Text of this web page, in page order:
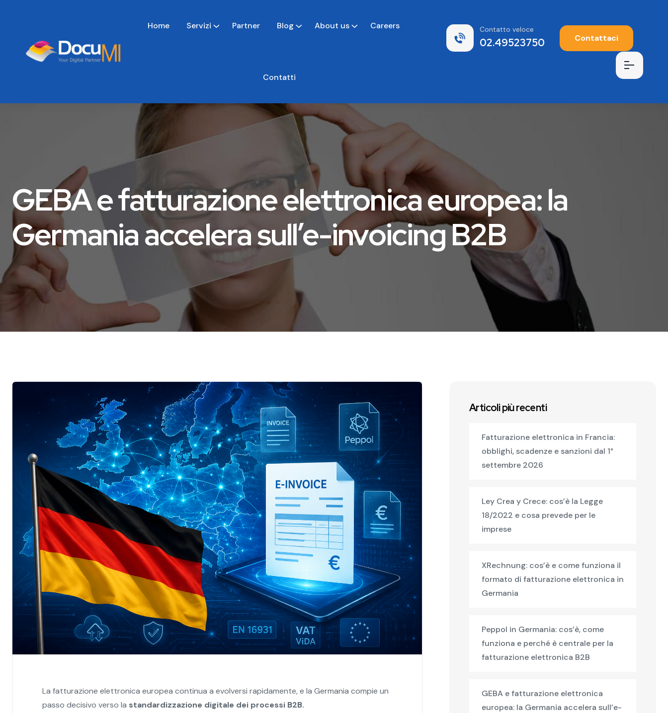
Home Servizi Partner Blog About us Careers
Contatti
Contatto veloce
02.49523750 Contattaci
GEBA e fatturazione elettronica europea: la
Germania accelera sull’e-invoicing B2B
La fatturazione elettronica europea continua a evolversi rapidamente, e la Germania compie un
passo decisivo verso la standardizzazione digitale dei processi B2B.
Articoli più recenti
Fatturazione elettronica in Francia:
obblighi, scadenze e sanzioni dal 1°
settembre 2026
Ley Crea y Crece: cos’è la Legge
18/2022 e cosa prevede per le
imprese
XRechnung: cos’è e come funziona il
formato di fatturazione elettronica in
Germania
Peppol in Germania: cos’è, come
funziona e perché è centrale per la
fatturazione elettronica B2B
GEBA e fatturazione elettronica
europea: la Germania accelera sull’e-